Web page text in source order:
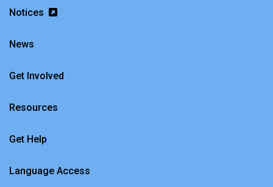
Notices
News
Get Involved
Resources
Get Help
Language Access